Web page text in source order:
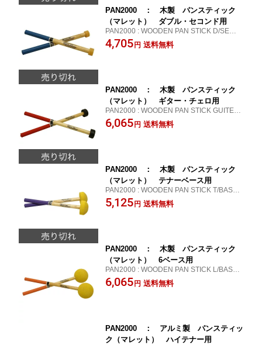
PAN2000 ： 木製 パンスティック
（マレット） ダブル・セコンド用
PAN2000 : WOODEN PAN STICK D/SECO
ND
4,705 円 送料無料
PAN2000 ： 木製 パンスティック
（マレット） ギター・チェロ用
PAN2000 : WOODEN PAN STICK GUITER/
CELLO
6,065 円 送料無料
PAN2000 ： 木製 パンスティック
（マレット） テナーベース用
PAN2000 : WOODEN PAN STICK T/BASS
5,125 円 送料無料
PAN2000 ： 木製 パンスティック
（マレット） 6ベース用
PAN2000 : WOODEN PAN STICK L/BASS
6,065 円 送料無料
PAN2000 ： アルミ製 パンスティッ
ク（マレット） ハイテナー用